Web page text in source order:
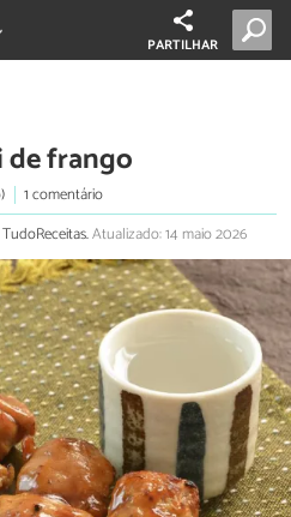
PARTILHAR
de frango
1 comentário
Atualizado: 14 maio 2026